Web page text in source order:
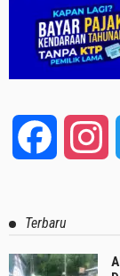
Facebook
Terbaru